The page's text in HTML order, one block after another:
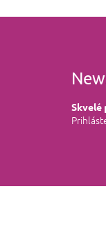
Skvelé